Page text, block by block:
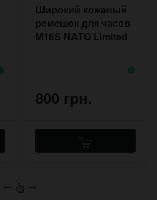
Широкий кожаный
ремешок для часов
M16S NATO Limited
800 грн.
← →